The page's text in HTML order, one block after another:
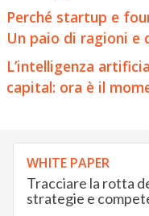
Perché startup e
Un paio di ragioni e
L’intelligenza
capital: ora è il
WHITE PAPER
Tracciare la rotta
strategie e